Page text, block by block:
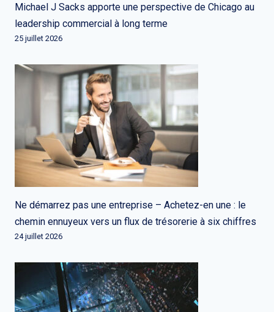
Michael J Sacks apporte une perspective de Chicago au
leadership commercial à long terme
25 juillet 2026
Ne démarrez pas une entreprise – Achetez-en une : le
chemin ennuyeux vers un flux de trésorerie à six chiffres
24 juillet 2026